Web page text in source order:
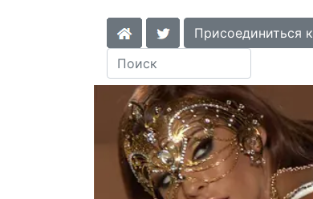
Присоединиться к